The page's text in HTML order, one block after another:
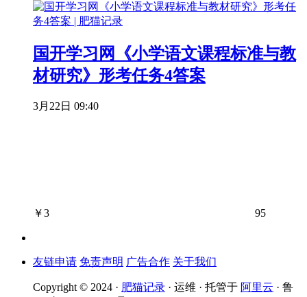
国开学习网《小学语文课程标准与教
材研究》形考任务4答案
3月22日 09:40
￥3 95
友链申请 免责声明 广告合作 关于我们
Copyright © 2024 · 肥猫记录 · 运维 · 托管于 阿里云 · 鲁